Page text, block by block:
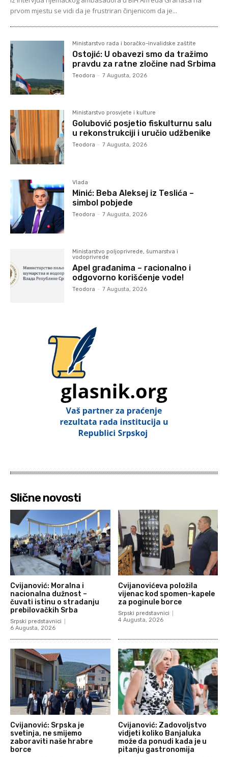
prvom mjestu se vidi da je frustriran činjenicom da je...
Ministarstvo rada i boračko-invalidske zaštite
Ostojić: U obavezi smo da tražimo
pravdu za ratne zločine nad Srbima
Teodora - 7 Augusta, 2026
Ministarstvo prosvjete i kulture
Golubović posjetio fiskulturnu salu
u rekonstrukciji i uručio udžbenike
Teodora - 7 Augusta, 2026
Vlada
Minić: Beba Aleksej iz Teslića –
simbol pobjede
Teodora - 7 Augusta, 2026
Ministarstvo poljoprivrede, šumarstva i
vodoprivrede
Apel građanima – racionalno i
odgovorno korišćenje vode!
Teodora - 7 Augusta, 2026
Slične novosti
Cvijanović: Moralna i
nacionalna dužnost –
čuvati istinu o stradanju
prebilovačkih Srba
Srpski predstavnici
6 Augusta, 2026
Cvijanovićeva položila
vijenac kod spomen-kapele
za poginule borce
Srpski predstavnici
4 Augusta, 2026
Cvijanović: Srpska je
svetinja, ne smijemo
zaboraviti naše hrabre
borce
Cvijanović: Zadovoljstvo
vidjeti koliko Banjaluka
može da ponudi kada je u
pitanju gastronomija